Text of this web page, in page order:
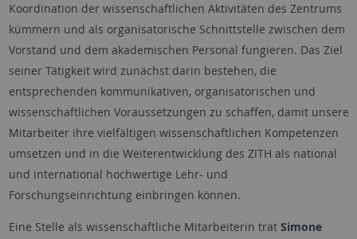
Koordination der wissenschaftlichen Aktivitäten des Zentrums
kümmern und als organisatorische Schnittstelle zwischen dem
Vorstand und dem akademischen Personal fungieren. Das Ziel
seiner Tätigkeit wird zunächst darin bestehen, die
entsprechenden kommunikativen, organisatorischen und
wissenschaftlichen Voraussetzungen zu schaffen, damit unsere
Mitarbeiter ihre vielfältigen wissenschaftlichen Kompetenzen
umsetzen und in die Weiterentwicklung des ZITH als national
und international hochwertige Lehr- und
Forschungseinrichtung einbringen können.
Eine Stelle als wissenschaftliche Mitarbeiterin trat Simone